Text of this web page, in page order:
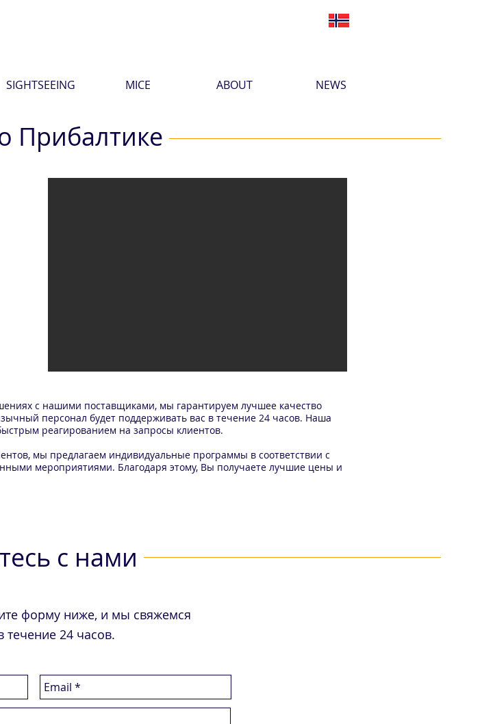
SIGHTSEEING MICE ABOUT NEWS
Прибалтике
с нашими поставщиками, мы гарантируем лучшее качество
персонал будет поддерживать вас в течение 24 часов. Наша
реагированием на запросы клиентов.
мы предлагаем индивидуальные программы в соответствии с
мероприятиями. Благодаря этому, Вы получаете лучшие цены и
с нами
форму ниже, и мы свяжемся
течение 24 часов.